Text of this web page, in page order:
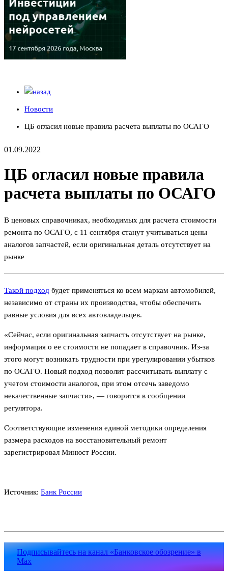
Новости
ЦБ огласил новые правила расчета выплаты по ОСАГО
01.09.2022
ЦБ огласил новые правила
расчета выплаты по ОСАГО
В ценовых справочниках, необходимых для расчета стоимости
ремонта по ОСАГО, с 11 сентября станут учитываться цены
аналогов запчастей, если оригинальная деталь отсутствует на
рынке
Такой подход будет применяться ко всем маркам автомобилей,
независимо от страны их производства, чтобы обеспечить
равные условия для всех автовладельцев.
«Сейчас, если оригинальная запчасть отсутствует на рынке,
информация о ее стоимости не попадает в справочник. Из-за
этого могут возникать трудности при урегулировании убытков
по ОСАГО. Новый подход позволит рассчитывать выплату с
учетом стоимости аналогов, при этом отсечь заведомо
некачественные запчасти», — говорится в сообщении
регулятора.
Соответствующие изменения единой методики определения
размера расходов на восстановительный ремонт
зарегистрировал Минюст России.
Источник: Банк России
Подписывайтесь на канал «Банковское обозрение» в
Max